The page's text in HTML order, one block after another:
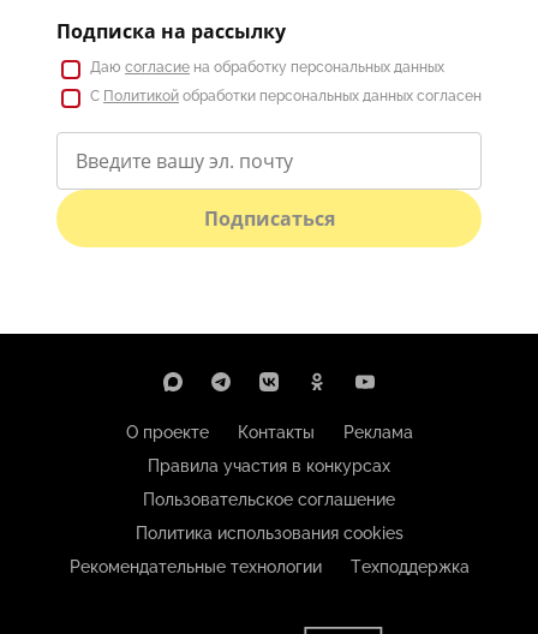
Подписка на рассылку
Даю согласие на обработку персональных данных
С Политикой обработки персональных данных согласен
Подписаться
О проекте Контакты
Реклама
Правила участия в конкурсах
Пользовательское соглашение
Политика использования cookies
Рекомендательные технологии
Техподдержка